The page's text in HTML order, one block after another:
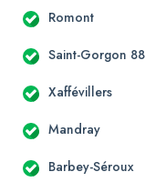
Romont
Saint-Gorgon 88
Xaffévillers
Mandray
Barbey-Séroux